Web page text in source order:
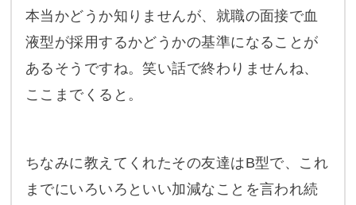
本当かどうか知りませんが、就職の面接で血
液型が採用するかどうかの基準になることが
あるそうですね。笑い話で終わりませんね、
ここまでくると。
ちなみに教えてくれたその友達はB型で、これ
までにいろいろといい加減なことを言われ続